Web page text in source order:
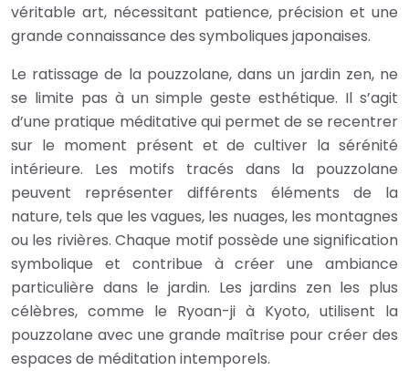
véritable art, nécessitant patience, précision et une
grande connaissance des symboliques japonaises.
Le ratissage de la pouzzolane, dans un jardin zen, ne
se limite pas à un simple geste esthétique. Il s’agit
d’une pratique méditative qui permet de se recentrer
sur le moment présent et de cultiver la sérénité
intérieure. Les motifs tracés dans la pouzzolane
peuvent représenter différents éléments de la
nature, tels que les vagues, les nuages, les montagnes
ou les rivières. Chaque motif possède une signification
symbolique et contribue à créer une ambiance
particulière dans le jardin. Les jardins zen les plus
célèbres, comme le Ryoan-ji à Kyoto, utilisent la
pouzzolane avec une grande maîtrise pour créer des
espaces de méditation intemporels.